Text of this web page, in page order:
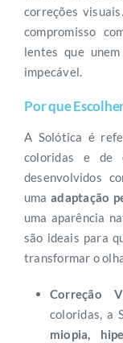
correções
compromisso
lentes que unem
impecável.
Por que
A Solótica é
coloridas e de
desenvolvidos
umaadaptação
uma aparência
são ideais para
transformar o
Correção
coloridas, a
miopia,